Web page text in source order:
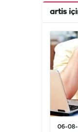
artis
06-08-